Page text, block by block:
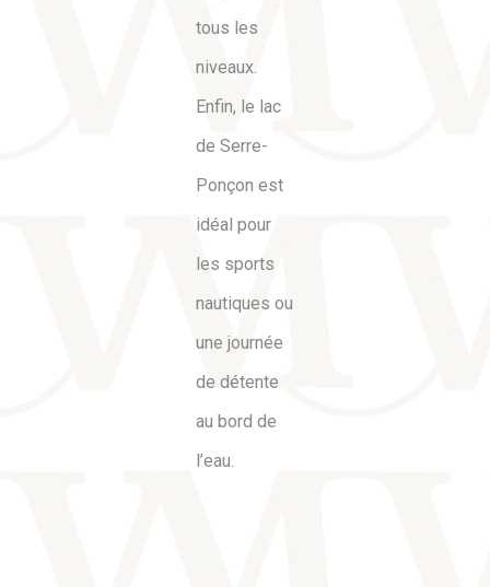
tous les
niveaux.
Enfin, le lac
de Serre-
Ponçon est
idéal pour
les sports
nautiques ou
une journée
de détente
au bord de
l’eau.